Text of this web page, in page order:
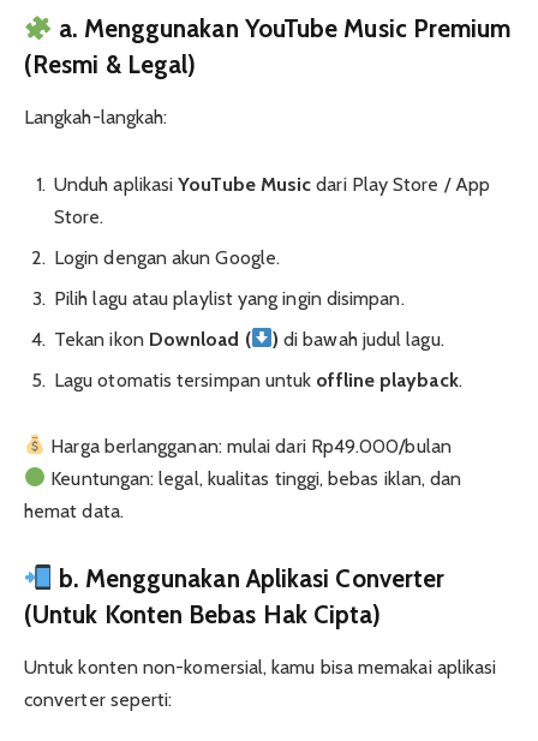
a. Menggunakan YouTube Music Premium
(Resmi & Legal)
Langkah-langkah:
Unduh aplikasiYouTube Music dari Play Store / App
Store.
Login dengan akun Google.
Pilih lagu atau playlist yang ingin disimpan.
Tekan ikon Download ( ) di bawah judul lagu.
Lagu otomatis tersimpan untuk offline playback.
Harga berlangganan: mulai dari Rp49.000/bulan
Keuntungan: legal, kualitas tinggi, bebas iklan, dan
hemat data.
b. Menggunakan Aplikasi Converter
(Untuk Konten Bebas Hak Cipta)
Untuk konten non-komersial, kamu bisa memakai aplikasi
converter seperti: